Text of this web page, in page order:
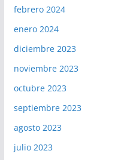
febrero 2024
enero 2024
diciembre 2023
noviembre 2023
octubre 2023
septiembre 2023
agosto 2023
julio 2023